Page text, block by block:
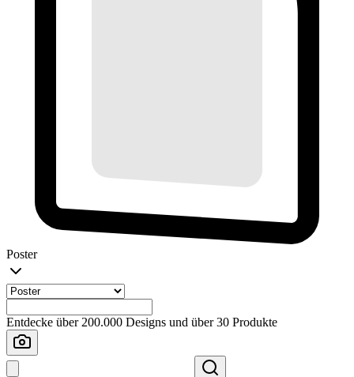
Poster
Entdecke über 200.000 Designs und über 30 Produkte